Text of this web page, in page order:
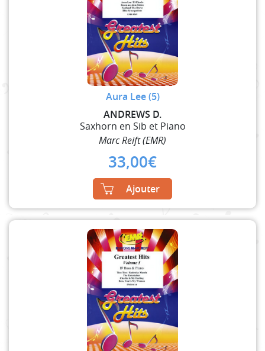
Aura Lee (5)
ANDREWS D.
Saxhorn en Sib et Piano
Marc Reift (EMR)
33,00€
Ajouter